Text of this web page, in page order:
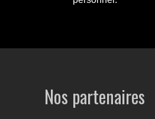
Nos partenaires